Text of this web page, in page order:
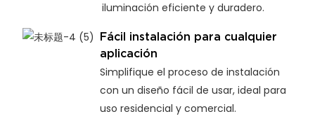
iluminación eficiente y duradero.
Fácil instalación para cualquier
aplicación
Simplifique el proceso de instalación
con un diseño fácil de usar, ideal para
uso residencial y comercial.